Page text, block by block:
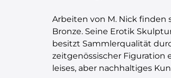
Arbeiten von M. Nick
Bronze. Seine Erotik
besitzt Sammlerqualität
zeitgenössischer Figuration
leises, aber nachhaltiges